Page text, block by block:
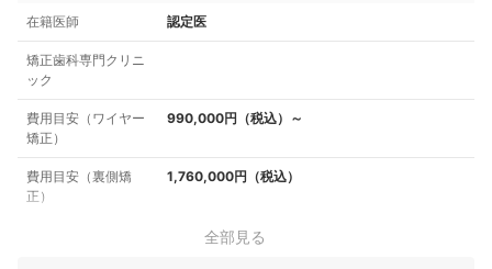
在籍医師 認定医
矯正歯科専門クリニ
ック
費用目安（ワイヤー
矯正）
990,000円（税込）～
費用目安（裏側矯
正）
1,760,000円（税込）
全部見る